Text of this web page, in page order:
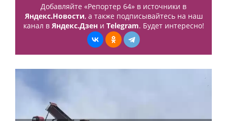
Добавляйте «Репортер 64» в источники в
Яндекс.Новости, а также подписывайтесь на наш
канал в Яндекс.Дзени Telegram. Будет интересно!